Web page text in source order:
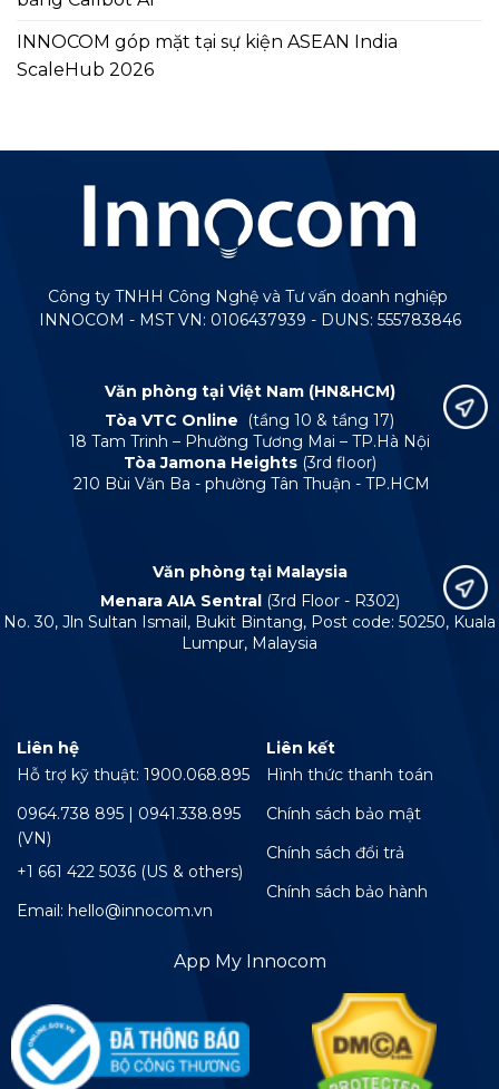
INNOCOM góp mặt tại sự kiện ASEAN India
ScaleHub 2026
Công ty TNHH Công Nghệ và Tư vấn doanh nghiệp
INNOCOM - MST VN: 0106437939 - DUNS: 555783846
Văn phòng tại Việt Nam (HN&HCM)
Tòa VTC Online
(tầng 10 & tầng 17)
18 Tam Trinh – Phường Tương Mai – TP.Hà Nội
Tòa Jamona Heights (3rd floor)
210 Bùi Văn Ba - phường Tân Thuận - TP.HCM
Văn phòng tại Malaysia
Menara AIA Sentral (3rd Floor - R302)
No. 30, Jln Sultan Ismail, Bukit Bintang, Post code: 50250, Kuala
Lumpur, Malaysia
Liên hệ
Hỗ trợ kỹ thuật: 1900.068.895
0964.738 895 | 0941.338.895
(VN)
+1 661 422 5036 (US & others)
Email: hello@innocom.vn
Liên kết
Hình thức thanh toán
Chính sách bảo mật
Chính sách đổi trả
Chính sách bảo hành
App My Innocom